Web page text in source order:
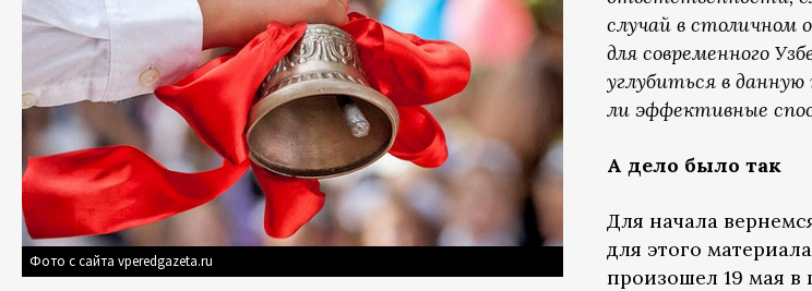
Фото с сайта vperedgazeta.ru
случай в столичном
для современного
углубиться в
ли эффективные
А дело было так
Для начала
для этого
произошел 19 мая